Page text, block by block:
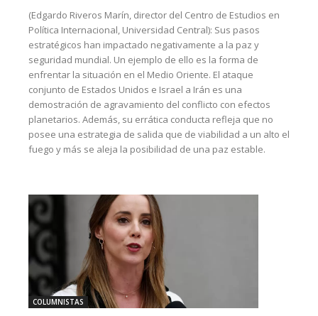
(Edgardo Riveros Marín, director del Centro de Estudios en
Política Internacional, Universidad Central): Sus pasos
estratégicos han impactado negativamente a la paz y
seguridad mundial. Un ejemplo de ello es la forma de
enfrentar la situación en el Medio Oriente. El ataque
conjunto de Estados Unidos e Israel a Irán es una
demostración de agravamiento del conflicto con efectos
planetarios. Además, su errática conducta refleja que no
posee una estrategia de salida que de viabilidad a un alto el
fuego y más se aleja la posibilidad de una paz estable.
COLUMNISTAS